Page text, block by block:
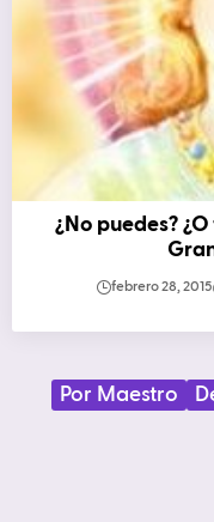
¿No puedes?
febrero 28, 2015
Por Maestro